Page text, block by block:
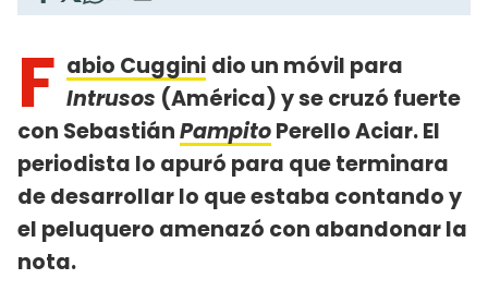
F abio Cuggini dio un móvil para
Intrusos (América) y se cruzó fuerte
con SebastiánPampitoPerello Aciar. El
periodista lo apuró para que terminara
de desarrollar lo que estaba contando y
el peluquero amenazó con abandonar la
nota.